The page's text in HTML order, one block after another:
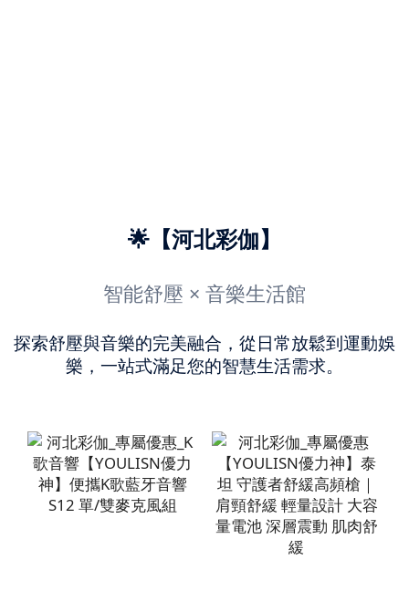
🌟【河北彩伽】
智能舒壓 × 音樂生活館
探索舒壓與音樂的完美融合，從日常放鬆到運動娛
樂，一站式滿足您的智慧生活需求。